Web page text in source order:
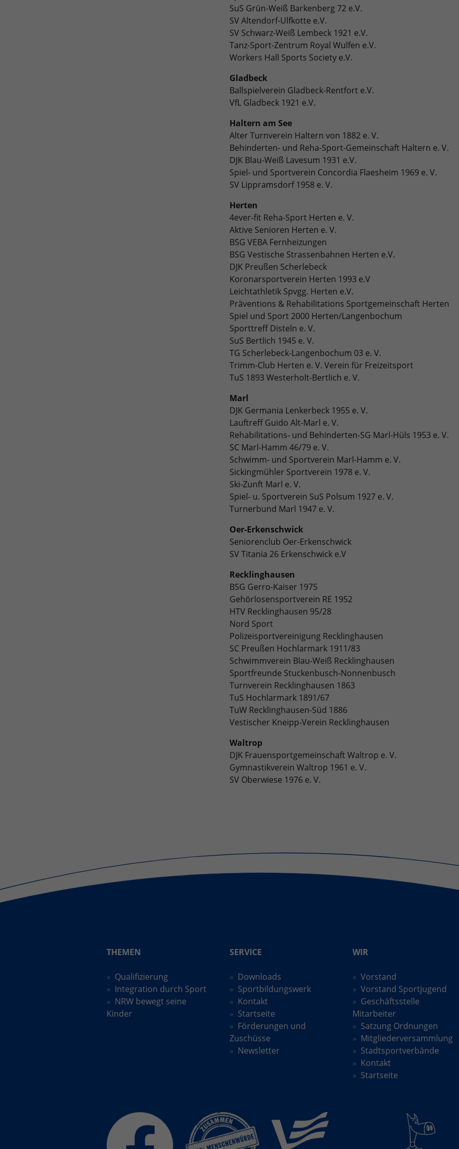
SuS Grün-Weiß Barkenberg 72 e.V.
SV Altendorf-Ulfkotte e.V.
SV Schwarz-Weiß Lembeck 1921 e.V.
Tanz-Sport-Zentrum Royal Wulfen e.V.
Workers Hall Sports Society e.V.
Gladbeck
Ballspielverein Gladbeck-Rentfort e.V.
VfL Gladbeck 1921 e.V.
Haltern am See
Alter Turnverein Haltern von 1882 e. V.
Behinderten- und Reha-Sport-Gemeinschaft Haltern e. V.
DJK Blau-Weiß Lavesum 1931 e.V.
Spiel- und Sportverein Concordia Flaesheim 1969 e. V.
SV Lippramsdorf 1958 e. V.
Herten
4ever-fit Reha-Sport Herten e. V.
Aktive Senioren Herten e. V.
BSG VEBA Fernheizungen
BSG Vestische Strassenbahnen Herten e.V.
DJK Preußen Scherlebeck
Koronarsportverein Herten 1993 e.V
Leichtathletik Spvgg. Herten e.V.
Präventions & Rehabilitations Sportgemeinschaft Herten
Spiel und Sport 2000 Herten/Langenbochum
Sporttreff Disteln e. V.
SuS Bertlich 1945 e. V.
TG Scherlebeck-Langenbochum 03 e. V.
Trimm-Club Herten e. V. Verein für Freizeitsport
TuS 1893 Westerholt-Bertlich e. V.
Marl
DJK Germania Lenkerbeck 1955 e. V.
Lauftreff Guido Alt-Marl e. V.
Rehabilitations- und Behinderten-SG Marl-Hüls 1953 e. V.
SC Marl-Hamm 46/79 e. V.
Schwimm- und Sportverein Marl-Hamm e. V.
Sickingmühler Sportverein 1978 e. V.
Ski-Zunft Marl e. V.
Spiel- u. Sportverein SuS Polsum 1927 e. V.
Turnerbund Marl 1947 e. V.
Oer-Erkenschwick
Seniorenclub Oer-Erkenschwick
SV Titania 26 Erkenschwick e.V
Recklinghausen
BSG Gerro-Kaiser 1975
Gehörlosensportverein RE 1952
HTV Recklinghausen 95/28
Nord Sport
Polizeisportvereinigung Recklinghausen
SC Preußen Hochlarmark 1911/83
Schwimmverein Blau-Weiß Recklinghausen
Sportfreunde Stuckenbusch-Nonnenbusch
Turnverein Recklinghausen 1863
TuS Hochlarmark 1891/67
TuW Recklinghausen-Süd 1886
Vestischer Kneipp-Verein Recklinghausen
Waltrop
DJK Frauensportgemeinschaft Waltrop e. V.
Gymnastikverein Waltrop 1961 e. V.
SV Oberwiese 1976 e. V.
THEMEN
Qualifizierung
Integration durch Sport
NRW bewegt seine
Kinder
SERVICE
Downloads
Sportbildungswerk
Kontakt
Startseite
Förderungen und
Zuschüsse
Newsletter
WIR
Vorstand
Vorstand Sportjugend
Geschäftsstelle
Mitarbeiter
Satzung Ordnungen
Mitgliederversammlung
Stadtsportverbände
Kontakt
Startseite
Quelle, aus der sie stammen, und die Seiten
in anonymisierter Form.
Name _dc_gtm_UA-101278931-2
Laufzeit 1 Minute
Zweck
dazu den DoubleClick des Google Tag
Manager, um die gezielte
Anzeigenplatzierung zu vereinfachen.
Name
Anbieter Google LLC
Laufzeit 2 Jahre
Zweck
Wird verwendet, um den Sitzungsstatus zu
erhalten.